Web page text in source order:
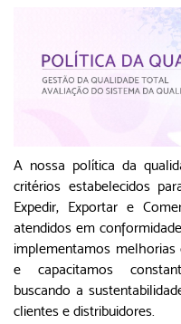
A nossa política da
critérios estabelecidos
Expedir, Exportar e
atendidos em
implementamos
e capacitamos
buscando a
clientes e distribuidores.